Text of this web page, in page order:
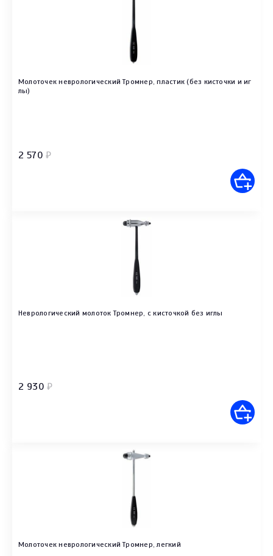
Молоточек неврологический Тромнер, пластик (без кисточки и иг
лы)
2 570 ₽
Неврологический молоток Тромнер, с кисточкой без иглы
2 930 ₽
Молоточек неврологический Тромнер, легкий